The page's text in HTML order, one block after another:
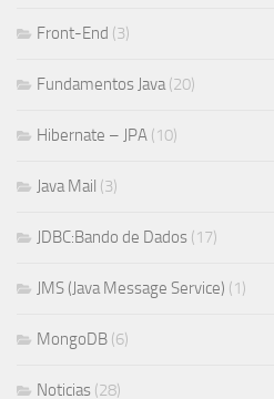
Front-End (3)
Fundamentos Java(20)
Hibernate – JPA (10)
Java Mail (3)
JDBC:Bando de Dados (17)
JMS (Java Message Service) (1)
MongoDB (6)
Noticias (28)